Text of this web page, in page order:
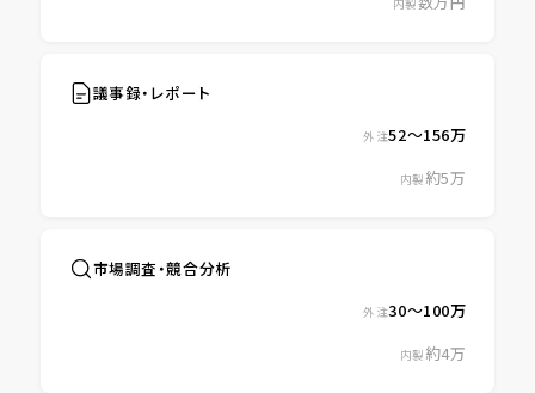
内製
議事録・レポート
外注52〜156万
内製 約5万
市場調査・競合分析
外注30〜100万
内製 約4万